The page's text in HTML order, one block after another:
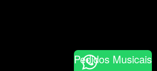
Pedidos Musicais